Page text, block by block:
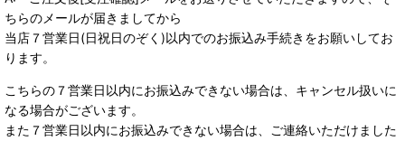
ちらのメールが届きましてから
当店７営業日(日祝日のぞく)以内でのお振込み手続きをお願いしてお
ります。
こちらの７営業日以内にお振込みできない場合は、キャンセル扱いに
なる場合がございます。
また７営業日以内にお振込みできない場合は、ご連絡いただけました